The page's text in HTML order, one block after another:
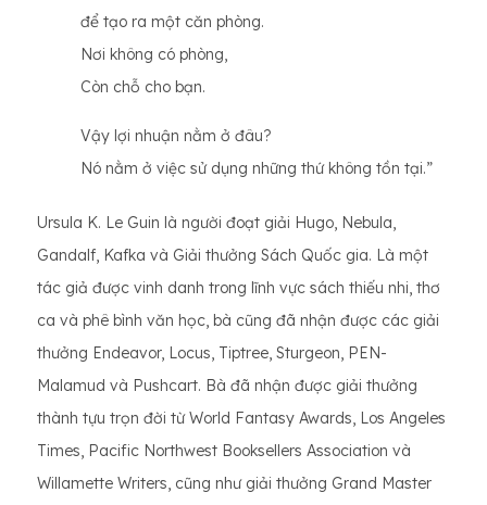
để tạo ra một căn phòng.
Nơi không có phòng,
Còn chỗ cho bạn.
Vậy lợi nhuận nằm ở đâu?
Nó nằm ở việc sử dụng những thứ không tồn tại.”
Ursula K. Le Guin là người đoạt giải Hugo, Nebula,
Gandalf, Kafka và Giải thưởng Sách Quốc gia. Là một
tác giả được vinh danh trong lĩnh vực sách thiếu nhi, thơ
ca và phê bình văn học, bà cũng đã nhận được các giải
thưởng Endeavor, Locus, Tiptree, Sturgeon, PEN-
Malamud và Pushcart. Bà đã nhận được giải thưởng
thành tựu trọn đời từ World Fantasy Awards, Los Angeles
Times, Pacific Northwest Booksellers Association và
Willamette Writers, cũng như giải thưởng Grand Master